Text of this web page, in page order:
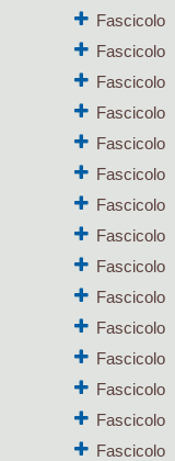
Fascicolo
Fascicolo
Fascicolo
Fascicolo
Fascicolo
Fascicolo
Fascicolo
Fascicolo
Fascicolo
Fascicolo
Fascicolo
Fascicolo
Fascicolo
Fascicolo
Fascicolo